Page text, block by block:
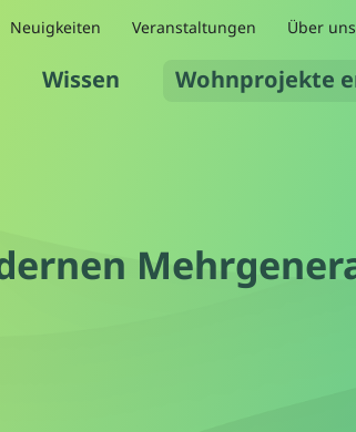
Wissen Wohnprojekte
Neuigkeiten Veranstaltungen Über uns